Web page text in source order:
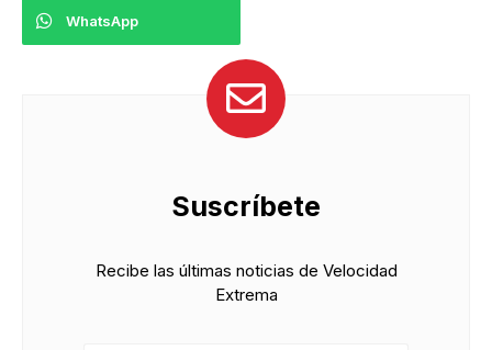
WhatsApp
Suscríbete
Recibe las últimas noticias de Velocidad
Extrema